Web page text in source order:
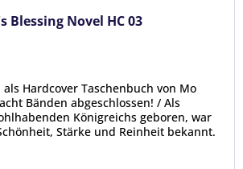
Blessing Novel HC 03
Hardcover Taschenbuch von Mo
Bänden abgeschlossen! / Als
Königreichs geboren, war
Stärke und Reinheit bekannt.